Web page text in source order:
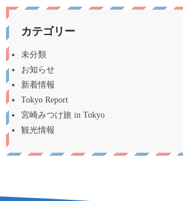
カテゴリー
未分類
お知らせ
新着情報
Tokyo Report
宮崎みつけ旅 in Tokyo
観光情報